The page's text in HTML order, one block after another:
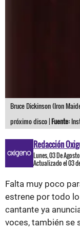
Bruce Dickinson (Iron
próximo disco |Fuente:
Redacción
Lunes, 03 De
Actualizado el 03
Falta muy poco
estrene por todo
cantante ya
voces, también se